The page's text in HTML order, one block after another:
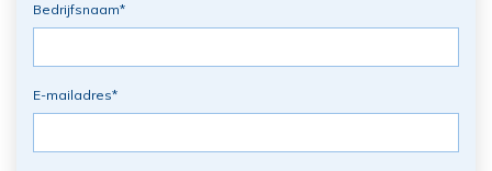
Bedrijfsnaam*
E-mailadres*